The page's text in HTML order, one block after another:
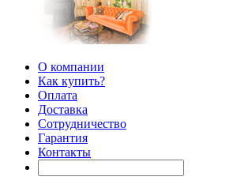
О компании
Как купить?
Оплата
Доставка
Сотрудничество
Гарантия
Контакты